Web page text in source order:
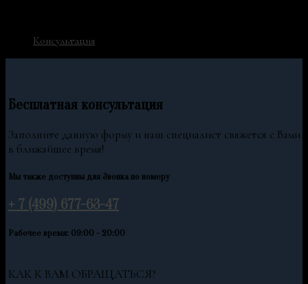
Консультация
Бесплатная консультация
Заполните данную форму и наш специалист свяжется с Вами
в ближайшее время!
Мы также доступны для Звонка по номеру
+ 7 (499) 677-63-47
Рабочее время: 09:00 - 20:00
КАК К ВАМ ОБРАЩАТЬСЯ?